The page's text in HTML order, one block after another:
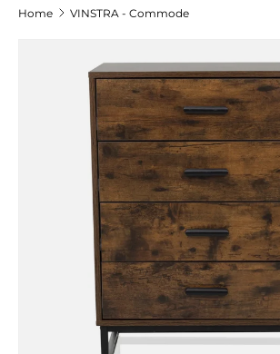
Home VINSTRA - Commode
Ga direct naar productinformatie